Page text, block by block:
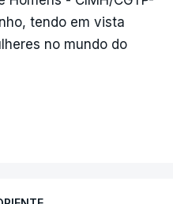
tendo em vista
no mundo do